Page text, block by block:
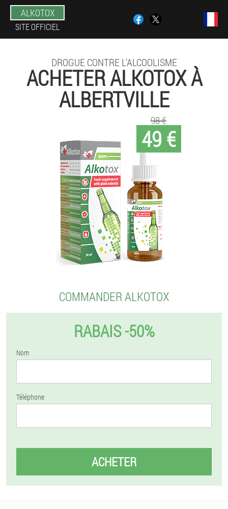
ALKOTOX
SITE OFFICIEL
DROGUE CONTRE L'ALCOOLISME
ACHETER ALKOTOX À
ALBERTVILLE
49 €
98 €
COMMANDER ALKOTOX
RABAIS -50%
Nom
Téléphone
ACHETER